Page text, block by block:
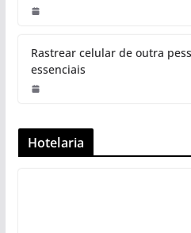
Rastrear celular de outra
essenciais
Hotelaria